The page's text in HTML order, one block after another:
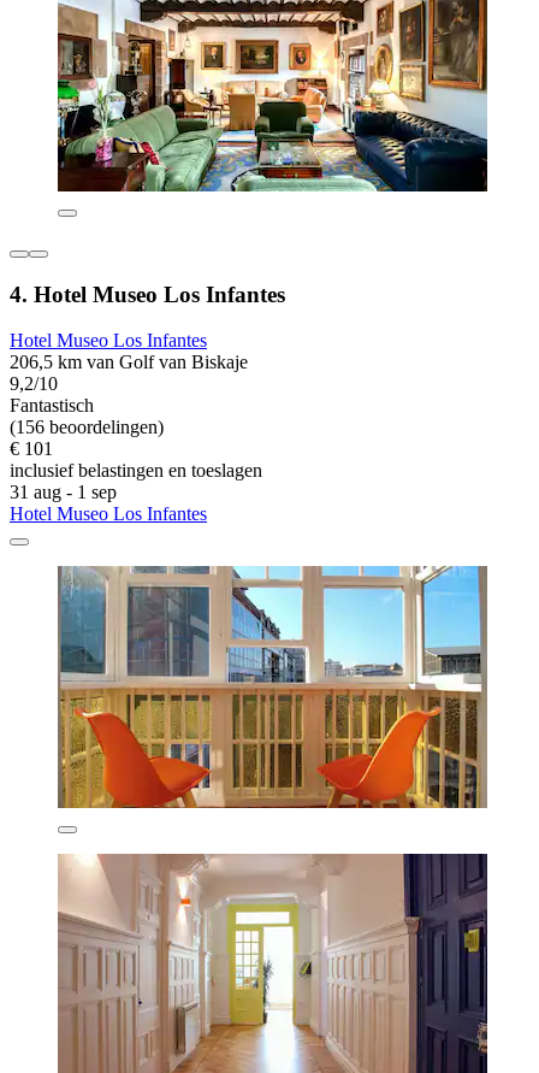
4. Hotel Museo Los Infantes
Hotel Museo Los Infantes
206,5 km van Golf van Biskaje
9,2/10
Fantastisch
(156 beoordelingen)
€ 101
inclusief belastingen en toeslagen
31 aug - 1 sep
Hotel Museo Los Infantes